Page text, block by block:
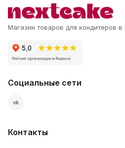
Магазин товаров для кондитеров в
Социальные сети
vk
Контакты